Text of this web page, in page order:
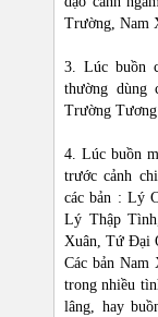
Trường, Nam
3. Lúc buồn
thường dùng
Trường
4. Lúc buồn
trước cảnh
các bản : Lý
Lý Thập
Xuân, Tứ Đại
Các bản Nam
trong nhiều
lâng, hay